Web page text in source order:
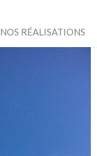
NOS RÉALISATIONS